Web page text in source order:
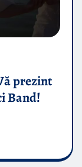
prezint
Band!